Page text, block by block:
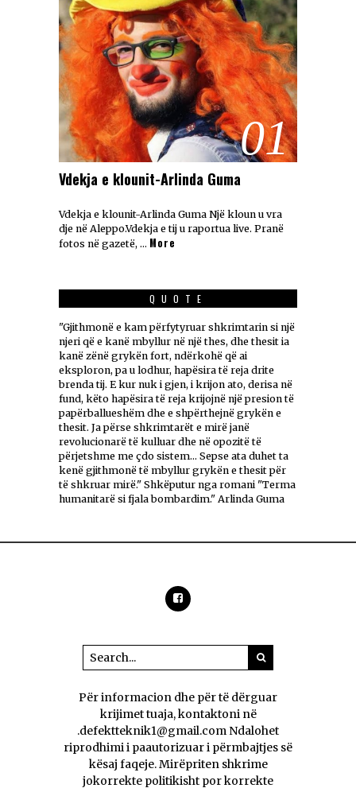
01
Vdekja e klounit-Arlinda Guma
Vdekja e klounit-Arlinda Guma Një kloun u vra
dje në Aleppo.Vdekja e tij u raportua live. Pranë
fotos në gazetë, … More
QUOTE
"Gjithmonë e kam përfytyruar shkrimtarin si një
njeri që e kanë mbyllur në një thes, dhe thesit ia
kanë zënë grykën fort, ndërkohë që ai
eksploron, pa u lodhur, hapësira të reja drite
brenda tij. E kur nuk i gjen, i krijon ato, derisa në
fund, këto hapësira të reja krijojnë një presion të
papërballueshëm dhe e shpërthejnë grykën e
thesit. Ja përse shkrimtarët e mirë janë
revolucionarë të kulluar dhe në opozitë të
përjetshme me çdo sistem... Sepse ata duhet ta
kenë gjithmonë të mbyllur grykën e thesit për
të shkruar mirë." Shkëputur nga romani "Terma
humanitarë si fjala bombardim." Arlinda Guma
Për informacion dhe për të dërguar
krijimet tuaja, kontaktoni në
.defektteknik1@gmail.com Ndalohet
riprodhimi i paautorizuar i përmbajtjes së
kësaj faqeje. Mirëpriten shkrime
jokorrekte politikisht por korrekte